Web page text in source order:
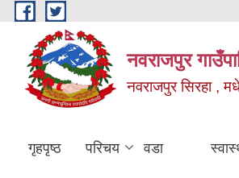
Skip to main content
नवराजपुर
नवराजपुर सिरहा ,
गृहपृष्ठ परिचय वडा